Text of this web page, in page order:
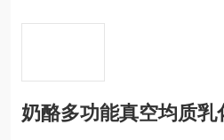
奶酪多功能真空均质乳